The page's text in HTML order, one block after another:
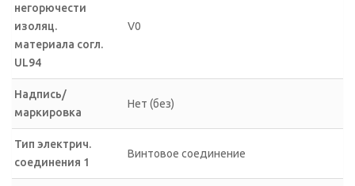
негорючести
изоляц.
материала согл.
UL94
V0
Надпись/
маркировка
Нет (без)
Тип электрич.
соединения 1
Винтовое соединение